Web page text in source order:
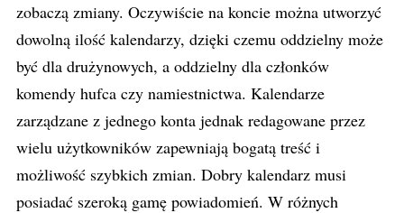
zobaczą zmiany. Oczywiście na koncie można utworzyć
dowolną ilość kalendarzy, dzięki czemu oddzielny może
być dla drużynowych, a oddzielny dla członków
komendy hufca czy namiestnictwa. Kalendarze
zarządzane z jednego konta jednak redagowane przez
wielu użytkowników zapewniają bogatą treść i
możliwość szybkich zmian. Dobry kalendarz musi
posiadać szeroką gamę powiadomień. W różnych